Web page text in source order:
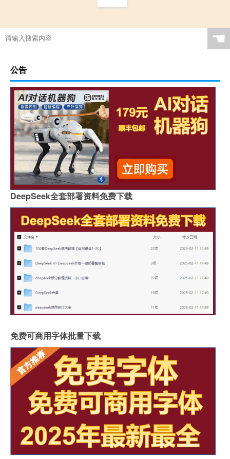
☚
公告
DeepSeek全套部署资料免费下载
免费可商用字体批量下载